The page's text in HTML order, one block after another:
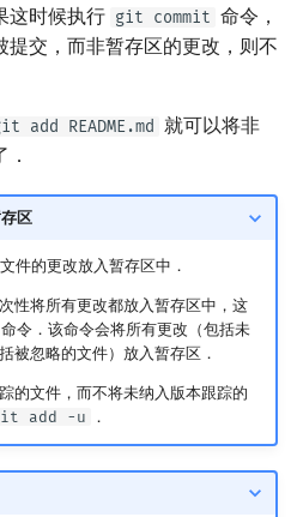
这时候执行 git commit 命令，
提交，而非暂存区的更改，则不
add README.md 就可以将非
区
件的更改放入暂存区中．
性将所有更改都放入暂存区中，这
命令．该命令会将所有更改（包括未
被忽略的文件）放入暂存区．
的文件，而不将未纳入版本跟踪的
add -u ．